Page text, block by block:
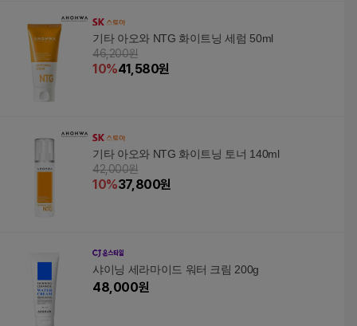
기타 아오와 NTG 화이트닝 세럼 50ml
46,200원
10%41,580원
기타 아오와 NTG 화이트닝 토너 140ml
42,000원
10%37,800원
샤이닝 세라마이드 워터 크림 200g
48,000원